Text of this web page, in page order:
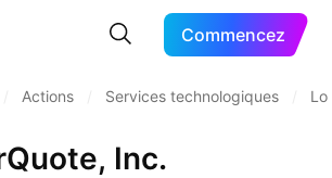
Commencez
Actions Services technologiques
Inc.